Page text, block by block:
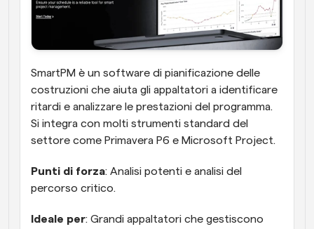
SmartPM è un software di pianificazione delle
costruzioni che aiuta gli appaltatori a identificare
ritardi e analizzare le prestazioni del programma.
Si integra con molti strumenti standard del
settore come Primavera P6 e Microsoft Project.
Punti di forza: Analisi potenti e analisi del
percorso critico.
Ideale per: Grandi appaltatori che gestiscono